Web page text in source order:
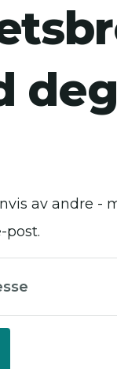
av andre -
post.